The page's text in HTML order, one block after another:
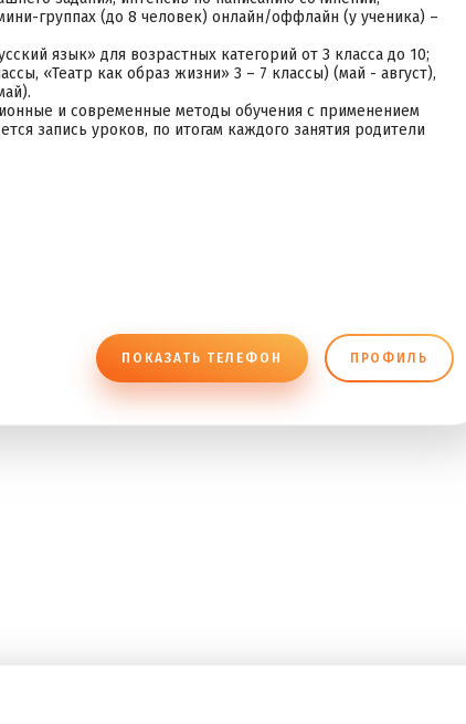
группах (до 8 человек) онлайн/оффлайн (у ученика) –
язык» для возрастных категорий от 3 класса до 10;
«Театр как образ жизни» 3 – 7 классы) (май - август),
и современные методы обучения с применением
запись уроков, по итогам каждого занятия родители
ПОКАЗАТЬ ТЕЛЕФОН ПРОФИЛЬ